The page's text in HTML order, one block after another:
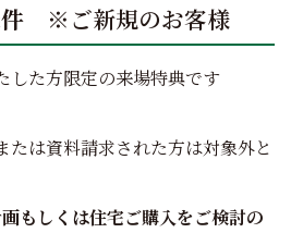
※ご新規のお客様
した方限定の来場特典です
は資料請求された方は対象外と
もしくは住宅ご購入をご検討の